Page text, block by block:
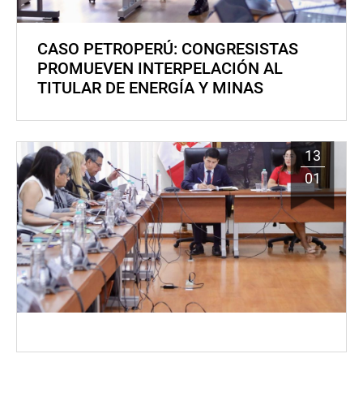
CASO PETROPERÚ: CONGRESISTAS
PROMUEVEN INTERPELACIÓN AL
TITULAR DE ENERGÍA Y MINAS
13
01